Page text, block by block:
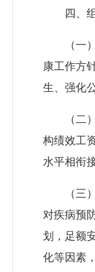
四、组
（一）
康工作方
生、强化
（二）
构绩效工
水平相衔
（三）
对疾病预
划，足额
化等因素